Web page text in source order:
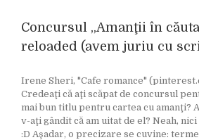
Concursul „Amanţii în
reloaded (avem juriu cu
Irene Sheri, "Cafe romance"
Credeaţi că aţi scăpat de concursul
mai bun titlu pentru cartea cu amanţi?
v-aţi gândit că am uitat de el? Neah,
:D Aşadar, o precizare se cuvine: